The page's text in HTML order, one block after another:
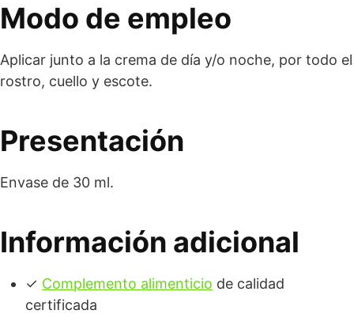
Modo de empleo
Aplicar junto a la crema de día y/o noche, por todo el
rostro, cuello y escote.
Presentación
Envase de 30 ml.
Información adicional
✓ Complemento alimenticio de calidad
certificada